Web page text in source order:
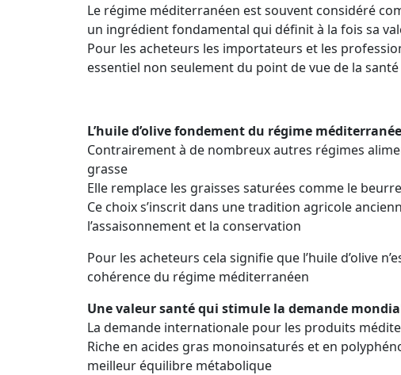
Le régime méditerranéen est souvent considéré
un ingrédient fondamental qui définit à la fois sa
Pour les acheteurs les importateurs et les
essentiel non seulement du point de vue de la
L’huile d’olive fondement du régime
Contrairement à de nombreux autres régimes
grasse
Elle remplace les graisses saturées comme le
Ce choix s’inscrit dans une tradition agricole
l’assaisonnement et la conservation
Pour les acheteurs cela signifie que l’huile d’olive
cohérence du régime méditerranéen
Une valeur santé qui stimule la demande
La demande internationale pour les produits
Riche en acides gras monoinsaturés et en
meilleur équilibre métabolique